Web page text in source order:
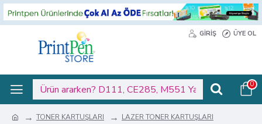
GIRIŞ ÜYE OL
0
TONER KARTUŞLARI
LAZER TONER KARTUŞLARI